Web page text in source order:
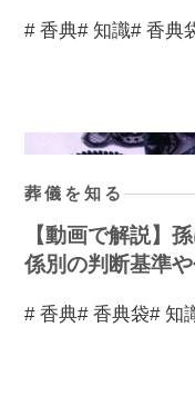
# 香典# 知識# 香典
葬儀を知る
【動画で解説】
係別の判断基準
# 香典# 香典袋# 知